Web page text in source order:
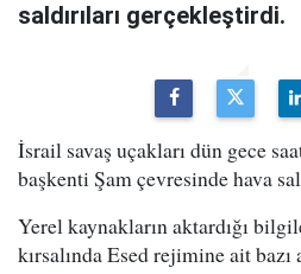
saldırıları gerçekleştirdi.
İsrail savaş uçakları dün gece
başkenti Şam çevresinde hava
Yerel kaynakların aktardığı
kırsalında Esed rejimine ait